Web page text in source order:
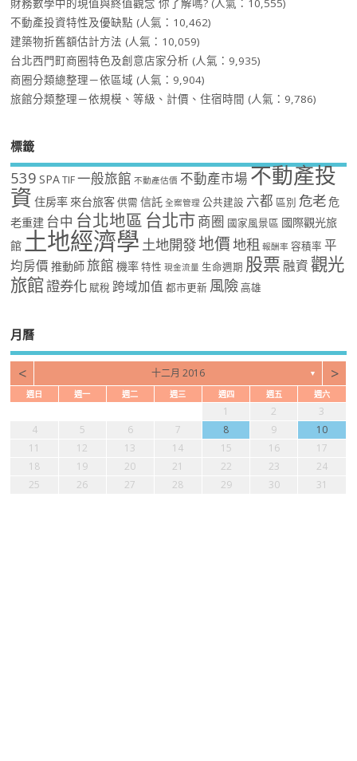
財務數學中的現值與終值觀念 你了解嗎? (人氣：10,555)
不動產投資特性及優缺點 (人氣：10,462)
建築物折舊額估計方法 (人氣：10,059)
台北西門町商圈特色及創意店家分析 (人氣：9,935)
商圈分類總整理－依區域 (人氣：9,904)
旅館分類整理－依規模、等級、計價、住宿時間 (人氣：9,786)
標籤
539 SPA TIF 一般旅館 不動產估價 不動產市場不動產投
資 住房率 來台旅客 供需 信託 全案管理 公共建設 六都 區別 危老危
老重建 台中 台北地區 台北市商圈 國家風景區 國際觀光旅
館 土地經濟學 土地開發地價地租 報酬率 容積率 平
均房價 推動師旅館 機率 特性 現金流量 生命週期 股票 融資 觀光
旅館證券化 賦稅 跨域加值 都市更新 風險 高雄
月曆
< 十二月 2016 ▼ >
週日 週一 週二 週三 週四 週五 週六
1 2
3
4
5 6 7 8 9
10
11
12 13 14 15 16
17
18
19 20 21 22 23
24
25
26 27 28 29 30 31